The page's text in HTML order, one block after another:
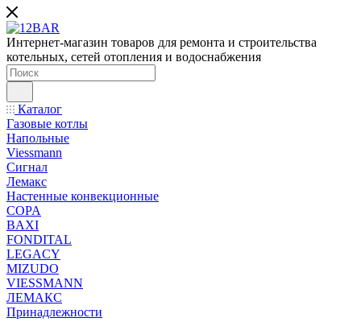
Интернет-магазин товаров для ремонта и строительства
котельных, сетей отопления и водоснабжения
Каталог
Газовые котлы
Напольные
Viessmann
Сигнал
Лемакс
Настенные конвекционные
COPA
BAXI
FONDITAL
LEGACY
MIZUDO
VIESSMANN
ЛЕМАКС
Принадлежности